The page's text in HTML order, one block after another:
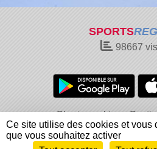
SPORTS
98667
Charte cookies
Informations légales
Signaler
Ce site utilise des cookies et vous
que vous souhaitez activer